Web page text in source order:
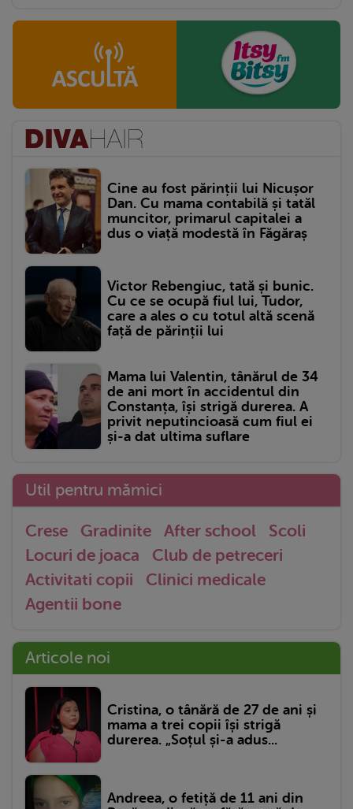
Cine au fost părinții lui Nicușor
Dan. Cu mama contabilă și tatăl
muncitor, primarul capitalei a
dus o viață modestă în Făgăraș
Victor Rebengiuc, tată și bunic.
Cu ce se ocupă fiul lui, Tudor,
care a ales o cu totul altă scenă
față de părinții lui
Mama lui Valentin, tânărul de 34
de ani mort în accidentul din
Constanța, își strigă durerea. A
privit neputincioasă cum fiul ei
și-a dat ultima suflare
Util pentru mămici
Crese Gradinite After school
Scoli
Locuri de joaca
Club de petreceri
Activitati copii
Clinici medicale
Agentii bone
Articole noi
Cristina, o tânără de 27 de ani și
mama a trei copii își strigă
durerea. „Soțul și-a adus...
Andreea, o fetiță de 11 ani din